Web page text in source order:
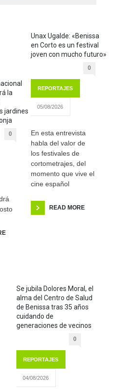
la
jardines
0
Unax Ugalde: «Benissa
en Corto es un festival
joven con mucho futuro»
0
REPORTAJES
05/08/2026
En esta entrevista
habla del valor de
los festivales de
cortometrajes, del
momento que vive el
cine español
READ MORE
Se jubila Dolores Moral, el
alma del Centro de Salud
de Benissa tras 35 años
cuidando de
generaciones de vecinos
0
REPORTAJES
04/08/2026